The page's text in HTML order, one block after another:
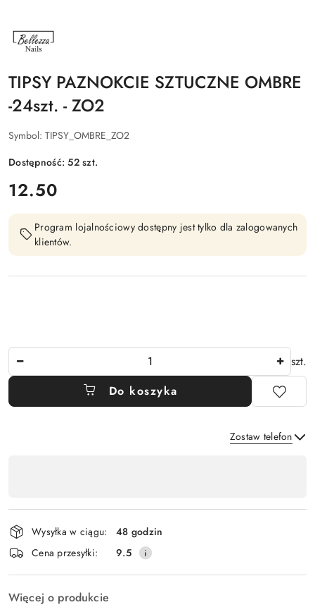
NAZWA
PRODUCENTA:
BELLEZZA
TIPSY PAZNOKCIE SZTUCZNE OMBRE
-24szt. - ZO2
Symbol: TIPSY_OMBRE_ZO2
Dostępność:52szt.
cena:
12.50
Program lojalnościowy dostępny jest tylko dla zalogowanych
klientów.
szt.
Do koszyka
Zostaw telefon
płatność
i
dostawa
Wysyłka w ciągu:
48 godzin
Cena przesyłki:
9.5
Więcej o produkcie